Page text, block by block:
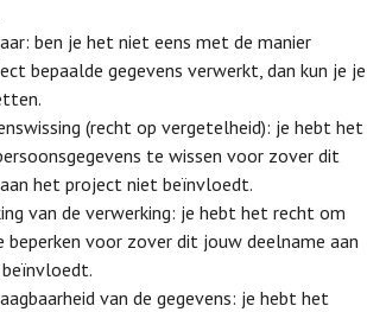
ben je het niet eens met de manier
bepaalde gegevens verwerkt, dan kun je je
(recht op vergetelheid): je hebt het
te wissen voor zover dit
het project niet beïnvloedt.
van de verwerking: je hebt het recht om
beperken voor zover dit jouw deelname aan
van de gegevens: je hebt het